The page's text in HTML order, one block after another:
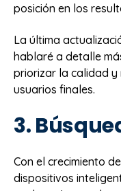
posición en los
La última
hablaré a detalle
priorizar la calidad
usuarios finales.
3.
Con el crecimiento
dispositivos